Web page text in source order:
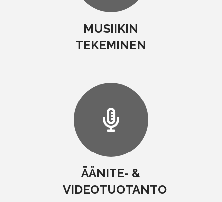
MUSIIKIN
TEKEMINEN
ÄÄNITE- &
VIDEOTUOTANTO